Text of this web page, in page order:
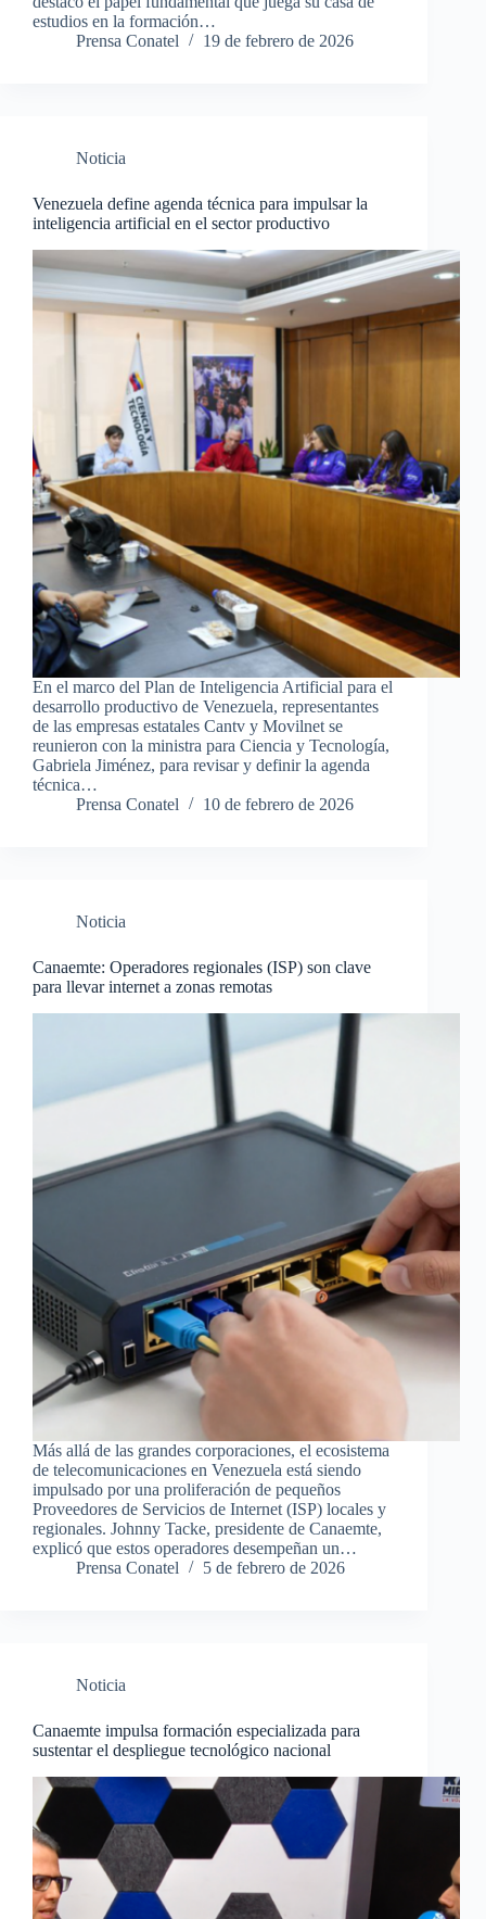
estudios en la formación…
Prensa Conatel
19 de febrero de 2026
Noticia
Venezuela define agenda técnica para impulsar la
inteligencia artificial en el sector productivo
En el marco del Plan de Inteligencia Artificial para el
desarrollo productivo de Venezuela, representantes
de las empresas estatales Cantv y Movilnet se
reunieron con la ministra para Ciencia y Tecnología,
Gabriela Jiménez, para revisar y definir la agenda
técnica…
Prensa Conatel
10 de febrero de 2026
Noticia
Canaemte: Operadores regionales (ISP) son clave
para llevar internet a zonas remotas
Más allá de las grandes corporaciones, el ecosistema
de telecomunicaciones en Venezuela está siendo
impulsado por una proliferación de pequeños
Proveedores de Servicios de Internet (ISP) locales y
regionales. Johnny Tacke, presidente de Canaemte,
explicó que estos operadores desempeñan un…
Prensa Conatel
5 de febrero de 2026
Noticia
Canaemte impulsa formación especializada para
sustentar el despliegue tecnológico nacional